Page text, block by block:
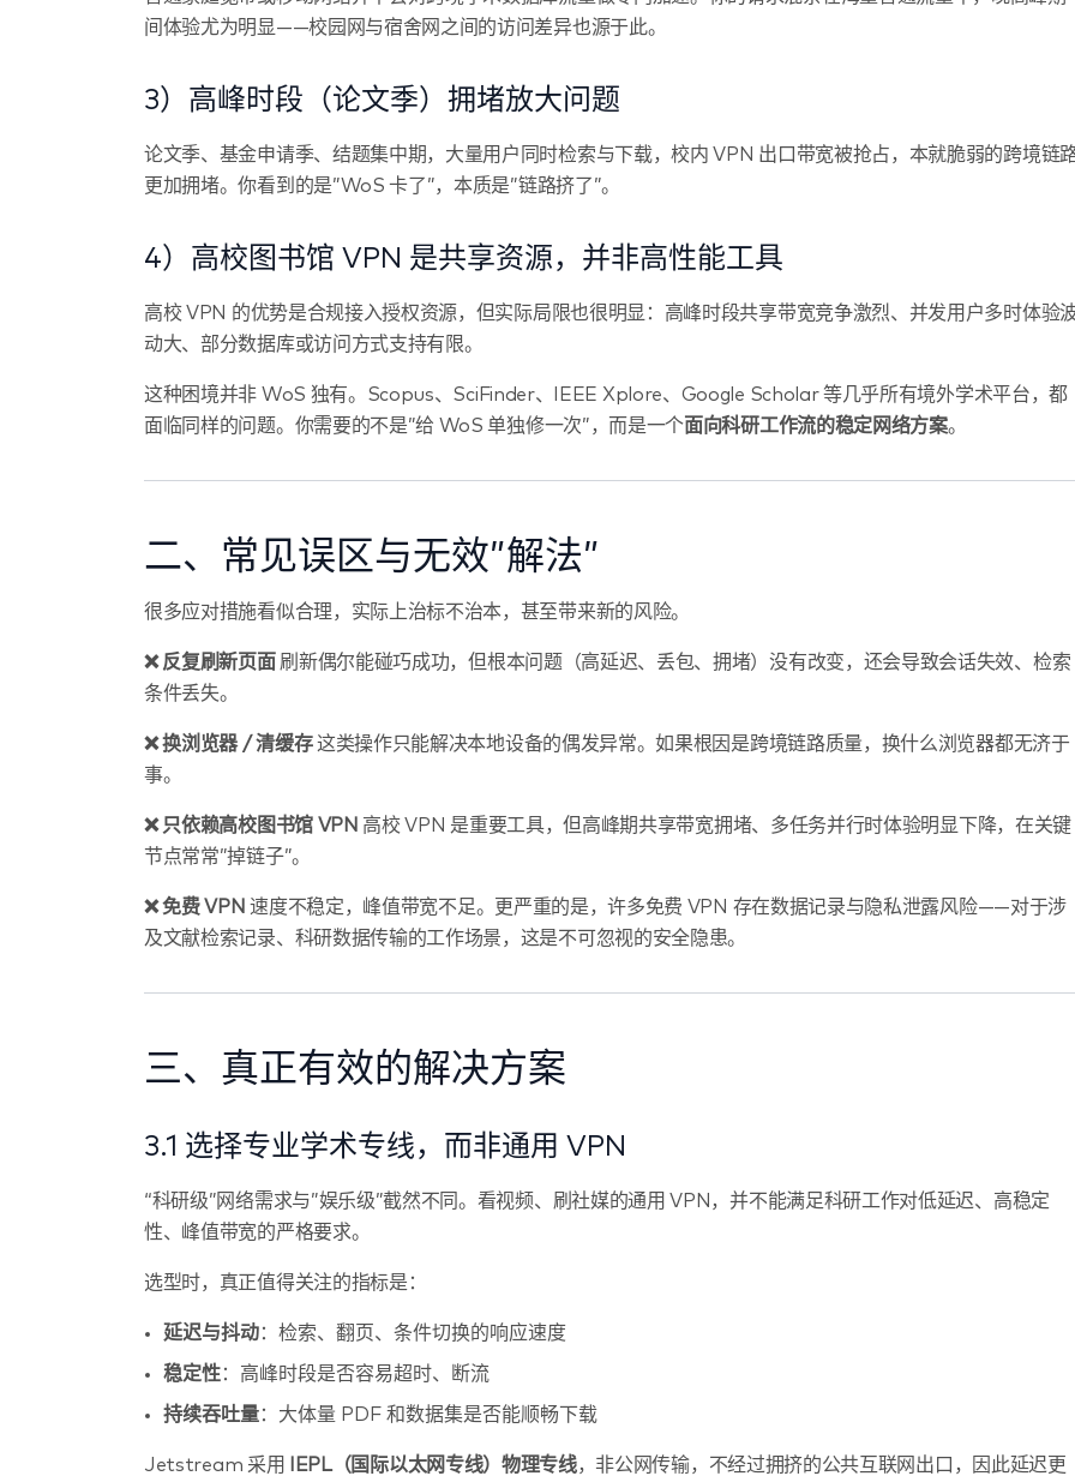
间体验尤为明显——校园网与宿舍网之间的访问差异也源于此。
3）高峰时段（论文季）拥堵放大问题
论文季、基金申请季、结题集中期，大量用户同时检索与下载，校内 VPN 出口带宽被抢占，本就脆弱的跨境链
更加拥堵。你看到的是”WoS 卡了”，本质是”链路挤了”。
4）高校图书馆 VPN 是共享资源，并非高性能工具
高校 VPN 的优势是合规接入授权资源，但实际局限也很明显：高峰时段共享带宽竞争激烈、并发用户多时体验
动大、部分数据库或访问方式支持有限。
这种困境并非 WoS 独有。Scopus、SciFinder、IEEE Xplore、Google Scholar 等几乎所有境外学术平台，都
面临同样的问题。你需要的不是”给 WoS 单独修一次”，而是一个面向科研工作流的稳定网络方案。
二、常见误区与无效”解法”
很多应对措施看似合理，实际上治标不治本，甚至带来新的风险。
❌ 反复刷新页面 刷新偶尔能碰巧成功，但根本问题（高延迟、丢包、拥堵）没有改变，还会导致会话失效、检索
条件丢失。
❌ 换浏览器 / 清缓存这类操作只能解决本地设备的偶发异常。如果根因是跨境链路质量，换什么浏览器都无济于
事。
❌ 只依赖高校图书馆 VPN 高校 VPN 是重要工具，但高峰期共享带宽拥堵、多任务并行时体验明显下降，在关键
节点常常”掉链子”。
❌ 免费 VPN 速度不稳定，峰值带宽不足。更严重的是，许多免费 VPN 存在数据记录与隐私泄露风险——对于涉
及文献检索记录、科研数据传输的工作场景，这是不可忽视的安全隐患。
三、真正有效的解决方案
3.1 选择专业学术专线，而非通用 VPN
“科研级”网络需求与”娱乐级”截然不同。看视频、刷社媒的通用 VPN，并不能满足科研工作对低延迟、高稳定
性、峰值带宽的严格要求。
选型时，真正值得关注的指标是：
延迟与抖动：检索、翻页、条件切换的响应速度
稳定性：高峰时段是否容易超时、断流
持续吞吐量：大体量 PDF 和数据集是否能顺畅下载
Jetstream 采用 IEPL（国际以太网专线）物理专线，非公网传输，不经过拥挤的公共互联网出口，因此延迟更